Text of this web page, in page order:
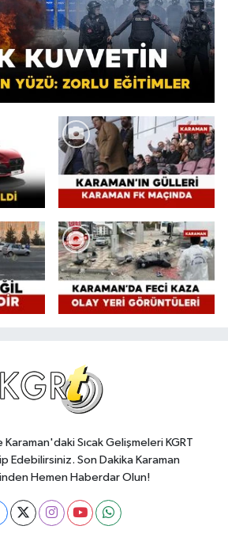
Karaman'daki Sıcak Gelişmeleri KGRT
Edebilirsiniz. Son Dakika Karaman
Hemen Haberdar Olun!